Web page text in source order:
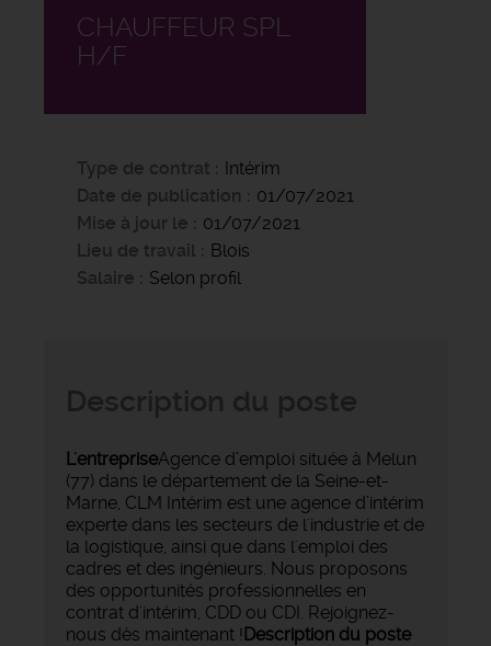
CHAUFFEUR SPL
H/F
Type de contrat
Intérim
Date de publication
01/07/2021
Mise à jour le
01/07/2021
Lieu de travail
Blois
Salaire
Selon profil
L'entrepriseAgence d’emploi située à Melun
(77) dans le département de la Seine-et-
Marne, CLM Intérim est une agence d’intérim
experte dans les secteurs de l'industrie et de
la logistique, ainsi que dans l'emploi des
cadres et des ingénieurs. Nous proposons
des opportunités professionnelles en
contrat d'intérim, CDD ou CDI. Rejoignez-
nous dès maintenant ! Description du poste